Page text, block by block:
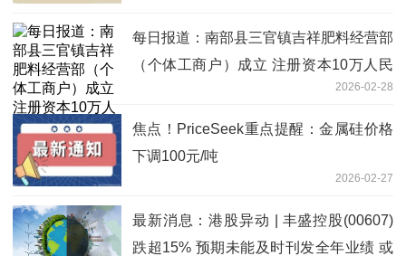
每日报道：南部县三官镇吉祥肥料经营部
（个体工商户）成立 注册资本10万人民
2026-02-28
焦点！PriceSeek重点提醒：金属硅价格
下调100元/吨
2026-02-27
最新消息：港股异动 | 丰盛控股(00607)
跌超15% 预期未能及时刊发全年业绩 或